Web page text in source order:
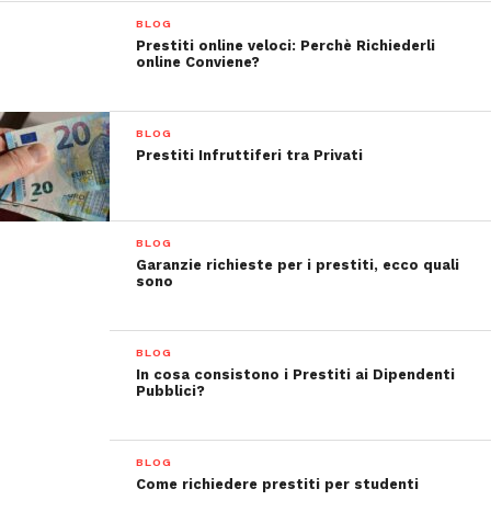
BLOG
Prestiti online veloci: Perchè Richiederli
online Conviene?
BLOG
Prestiti Infruttiferi tra Privati
BLOG
Garanzie richieste per i prestiti, ecco quali
sono
BLOG
In cosa consistono i Prestiti ai Dipendenti
Pubblici?
BLOG
Come richiedere prestiti per studenti